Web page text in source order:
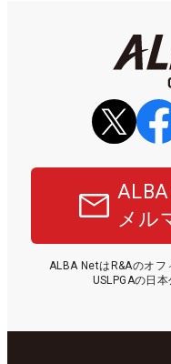
メル
ALBA NetはR&Aのオ
USLPGAの日